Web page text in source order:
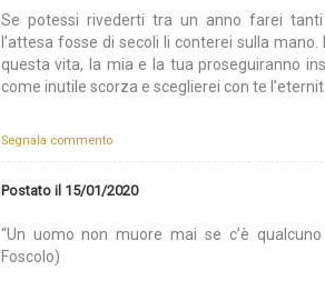
Se potessi rivederti tra un anno farei
l’attesa fosse di secoli li conterei sulla mano.
questa vita, la mia e la tua proseguiranno
come inutile scorza e sceglierei con te
Segnala commento
Postato il 15/01/2020
“Un uomo non muore mai se c’è
Foscolo)